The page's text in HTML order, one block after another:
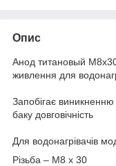
Опис
Анод титановый
живлення для
Запобігає
баку довговічність
Для водонагрівачів
Різьба – M8 x 30